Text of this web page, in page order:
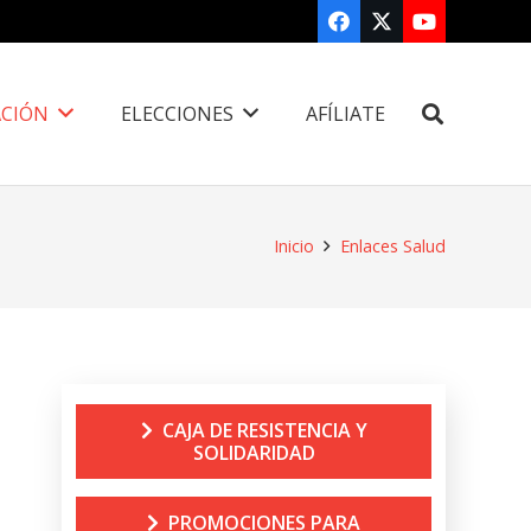
ELECCIONES AFÍLIATE
Inicio Enlaces Salud
CAJA DE RESISTENCIA Y
SOLIDARIDAD
PROMOCIONES PARA